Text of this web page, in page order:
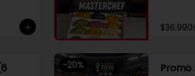
Cami
Pino
$36.990
-20% Promo